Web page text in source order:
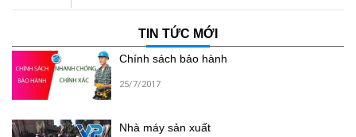
TIN TỨC MỚI
Chính sách bảo hành
25/7/2017
Nhà máy sản xuất